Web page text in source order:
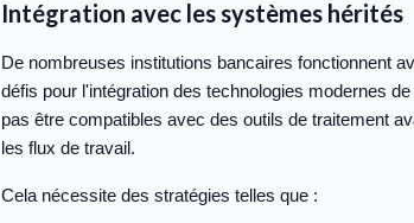
Intégration avec les systèmes hérités
De nombreuses institutions bancaires fonctionnent
défis pour l'intégration des technologies modernes
pas être compatibles avec des outils de traitement
les flux de travail.
Cela nécessite des stratégies telles que :